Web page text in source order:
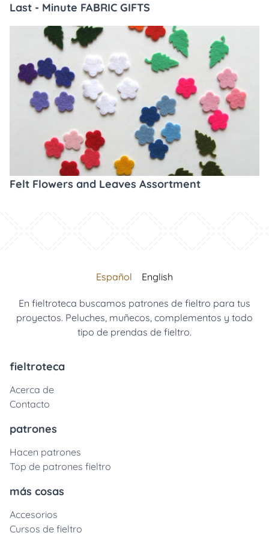
Last - Minute FABRIC GIFTS
Felt Flowers and Leaves Assortment
Español English
En fieltroteca buscamos patrones de fieltro para tus
proyectos. Peluches, muñecos, complementos y todo
tipo de prendas de fieltro.
fieltroteca
Acerca de
Contacto
patrones
Hacen patrones
Top de patrones fieltro
más cosas
Accesorios
Cursos de fieltro